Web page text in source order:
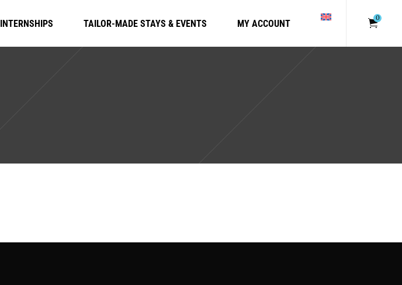
INTERNSHIPS TAILOR-MADE STAYS & EVENTS MY ACCOUNT
0
Votre panier